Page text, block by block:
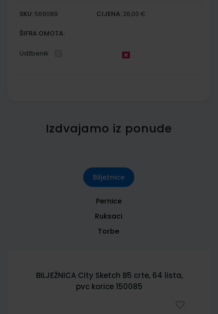
SKU: 569089 CIJENA: 26,00 €
ŠIFRA OMOTA:
Udžbenik
Izdvajamo iz ponude
Bilježnice
Pernice
Ruksaci
Torbe
BILJEŽNICA City Sketch B5 crte, 64 lista,
pvc korice 150085